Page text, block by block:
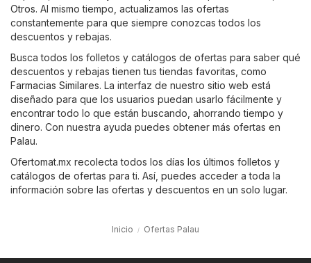
Otros. Al mismo tiempo, actualizamos las ofertas
constantemente para que siempre conozcas todos los
descuentos y rebajas.
Busca todos los folletos y catálogos de ofertas para saber qué
descuentos y rebajas tienen tus tiendas favoritas, como
Farmacias Similares. La interfaz de nuestro sitio web está
diseñado para que los usuarios puedan usarlo fácilmente y
encontrar todo lo que están buscando, ahorrando tiempo y
dinero. Con nuestra ayuda puedes obtener más ofertas en
Palau.
Ofertomat.mx recolecta todos los días los últimos folletos y
catálogos de ofertas para ti. Así, puedes acceder a toda la
información sobre las ofertas y descuentos en un solo lugar.
Inicio Ofertas Palau